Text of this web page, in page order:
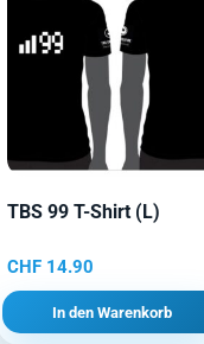
TBS 99 T-Shirt (L)
CHF 14.90
In den Warenkorb